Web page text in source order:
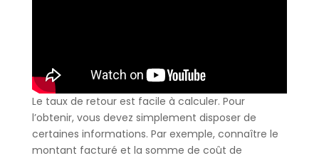
Le taux de retour est facile à calculer. Pour
l’obtenir, vous devez simplement disposer de
certaines informations. Par exemple, connaître le
montant facturé et la somme de coût de